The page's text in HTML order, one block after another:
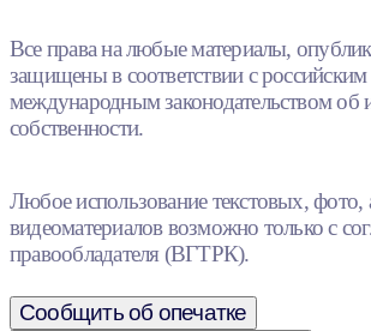
Все права на любые материалы,
защищены в соответствии с
международным законодательством об
собственности.
Любое использование текстовых, фото,
видеоматериалов возможно только с
правообладателя (ВГТРК).
Сообщить об опечатке